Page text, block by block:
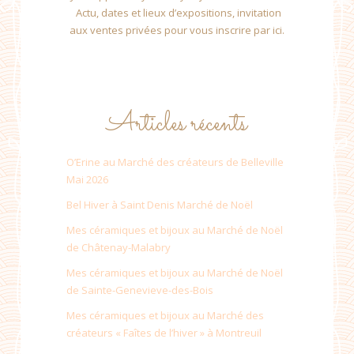
Actu, dates et lieux d’expositions, invitation
aux ventes privées pour vous inscrire par ici.
Articles récents
O’Erine au Marché des créateurs de Belleville
Mai 2026
Bel Hiver à Saint Denis Marché de Noël
Mes céramiques et bijoux au Marché de Noël
de Châtenay-Malabry
Mes céramiques et bijoux au Marché de Noël
de Sainte-Genevieve-des-Bois
Mes céramiques et bijoux au Marché des
créateurs « Faîtes de l’hiver » à Montreuil